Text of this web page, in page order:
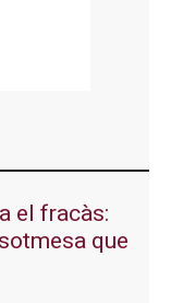
el fracàs:
que